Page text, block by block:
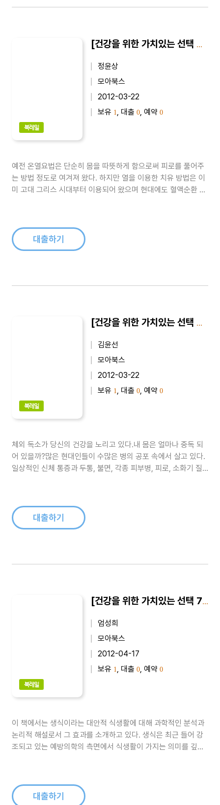
북레일
[건강을 위한 가치있는 선택 5] 온열요법, 내 몸을 살린다
정윤상
모아북스
2012-03-22
보유 1 , 대출 0 , 예약 0
예전 온열요법은 단순히 몸을 따뜻하게 함으로써 피로를 풀어주
는 방법 정도로 여겨져 왔다. 하지만 열을 이용한 치유 방법은 이
미 고대 그리스 시대부터 이용되어 왔으며 현대에도 혈액순환 강
탁월한 효과를 ..
대출하기
북레일
[건강을 위한 가치있는 선택 6] 디톡스, 내 몸을 살린다
김윤선
모아북스
2012-03-22
보유 1 , 대출 0 , 예약 0
체외 독소가 당신의 건강을 노리고 있다.내 몸은 얼마나 중독 되
어 있을까?많은 현대인들이 수많은 병의 공포 속에서 살고 있다.
일상적인 신체 통증과 두통, 불면, 각종 피부병, 피로, 소화기 질
에 가 보아..대출하기
북레일
[건강을 위한 가치있는 선택 7] 생식, 내 몸을 살린다
엄성희
모아북스
2012-04-17
보유 1 , 대출 0 , 예약 0
이 책에서는 생식이라는 대안적 식생활에 대해 과학적인 분석과
논리적 해설로서 그 효과를 소개하고 있다. 생식은 최근 들어 강
조되고 있는 예방의학의 측면에서 식생활이 가지는 의미를 깊이
저자는 최상의 자연식으..
대출하기